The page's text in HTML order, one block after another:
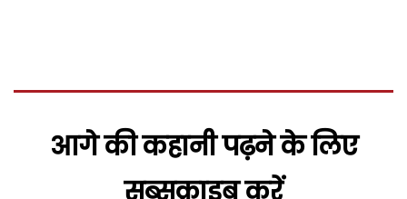
आगे की कहानी पढ़ने के लिए
सब्सक्राइब करें